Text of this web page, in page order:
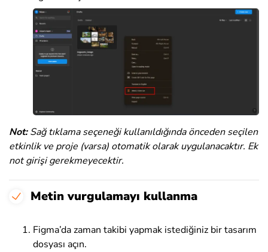
Not:Sağ tıklama seçeneği kullanıldığında önceden seçilen
etkinlik ve proje (varsa) otomatik olarak uygulanacaktır. Ek
not girişi gerekmeyecektir.
Metin vurgulamayı kullanma
Figma’da zaman takibi yapmak istediğiniz bir tasarım
dosyası açın.